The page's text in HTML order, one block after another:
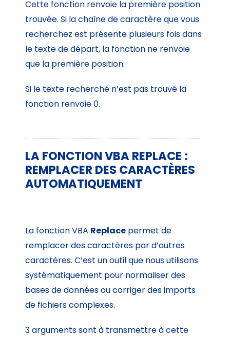
Cette fonction renvoie la première position
trouvée. Si la chaîne de caractère que vous
recherchez est présente plusieurs fois dans
le texte de départ, la fonction ne renvoie
que la première position.
Si le texte recherché n’est pas trouvé la
fonction renvoie 0.
LA FONCTION VBA REPLACE :
REMPLACER DES CARACTÈRES
AUTOMATIQUEMENT
La fonction VBA Replace permet de
remplacer des caractères par d’autres
caractères. C’est un outil que nous utilisons
systématiquement pour normaliser des
bases de données ou corriger des imports
de fichiers complexes.
3 arguments sont à transmettre à cette